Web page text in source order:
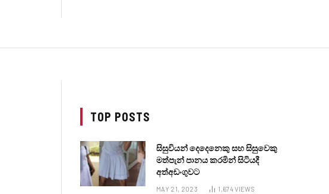
TOP POSTS
සිසුවියන් දෙදෙනෙකු සහ සිසුවෙකු
මත්පැන් පානය කරමින් සිටියදී
අත්අඩංගුවට
MAY 21, 2023 1,674VIEWS